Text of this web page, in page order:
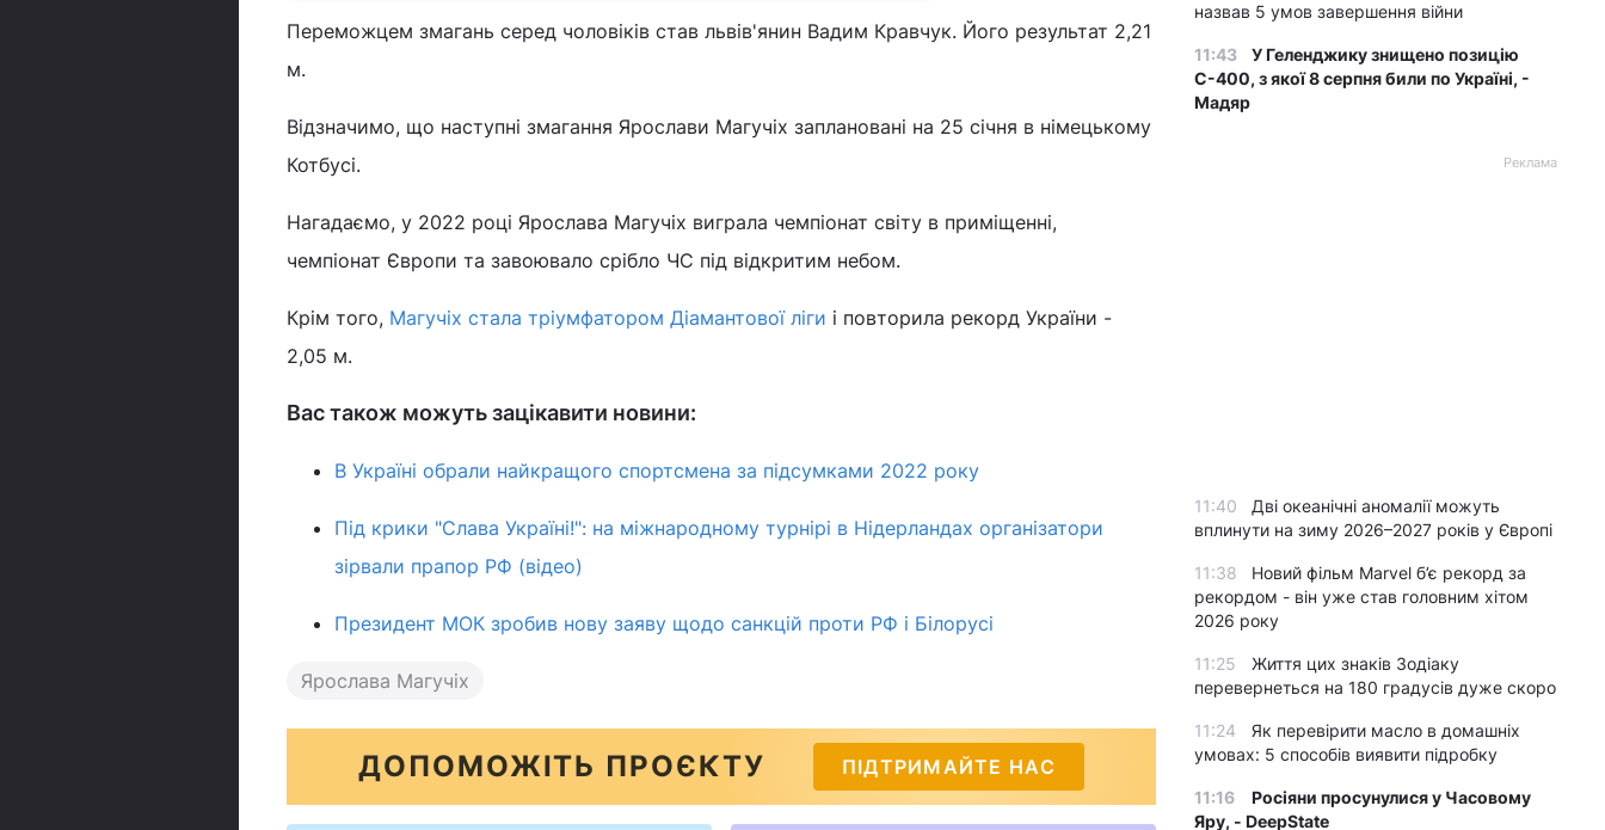
Переможцем змагань серед чоловіків став львів'янин Вадим Кравчук. Його результат 2,21
м.
Відзначимо, що наступні змагання Ярослави Магучіх заплановані на 25 січня в німецькому
Котбусі.
Нагадаємо, у 2022 році Ярослава Магучіх виграла чемпіонат світу в приміщенні,
чемпіонат Європи та завоювало срібло ЧС під відкритим небом.
Крім того, Магучіх стала тріумфатором Діамантової ліги і повторила рекорд України -
2,05 м.
Вас також можуть зацікавити новини:
В Україні обрали найкращого спортсмена за підсумками 2022 року
Під крики "Слава Україні!": на міжнародному турнірі в Нідерландах організатори
зірвали прапор РФ (відео)
Президент МОК зробив нову заяву щодо санкцій проти РФ і Білорусі
Ярослава Магучіх
ДОПОМОЖІТЬ ПРОЄКТУ ПІДТРИМАЙТЕ НАС
назвав 5 умов завершення війни
11:43
У Геленджику знищено позицію
С-400, з якої 8 серпня били по Україні, -
Мадяр
Реклама
11:40
Дві океанічні аномалії можуть
вплинути на зиму 2026–2027 років у Європі
11:38
Новий фільм Marvel б’є рекорд за
рекордом - він уже став головним хітом
2026 року
11:25
Життя цих знаків Зодіаку
перевернеться на 180 градусів дуже скоро
11:24
Як перевірити масло в домашніх
умовах: 5 способів виявити підробку
11:16
Росіяни просунулися у Часовому
Яру, - DeepState